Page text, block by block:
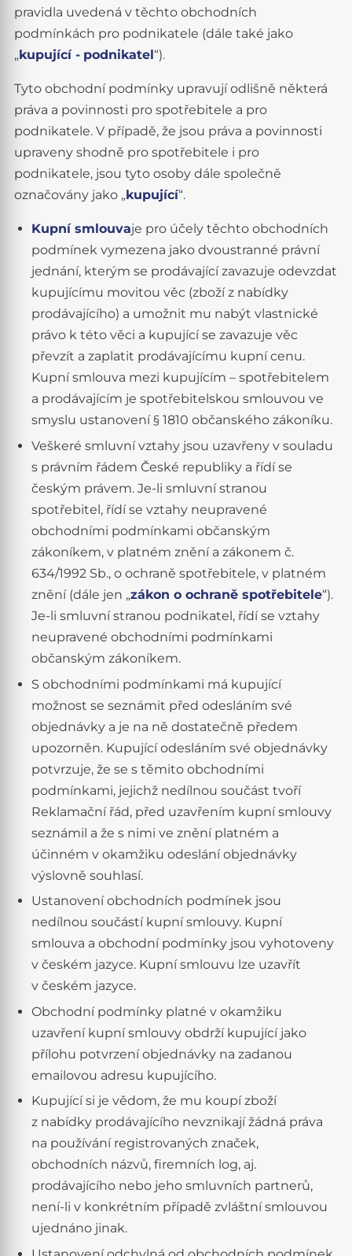
pravidla uvedená v těchto obchodních
podmínkách pro podnikatele (dále také jako
„kupující - podnikatel“).
Tyto obchodní podmínky upravují odlišně některá
práva a povinnosti pro spotřebitele a pro
podnikatele. V případě, že jsou práva a povinnosti
upraveny shodně pro spotřebitele i pro
podnikatele, jsou tyto osoby dále společně
označovány jako „kupující“.
Kupní smlouvaje pro účely těchto obchodních
podmínek vymezena jako dvoustranné právní
jednání, kterým se prodávající zavazuje odevzdat
kupujícímu movitou věc (zboží z nabídky
prodávajícího) a umožnit mu nabýt vlastnické
právo k této věci a kupující se zavazuje věc
převzít a zaplatit prodávajícímu kupní cenu.
Kupní smlouva mezi kupujícím – spotřebitelem
a prodávajícím je spotřebitelskou smlouvou ve
smyslu ustanovení § 1810 občanského zákoníku.
Veškeré smluvní vztahy jsou uzavřeny v souladu
s právním řádem České republiky a řídí se
českým právem. Je-li smluvní stranou
spotřebitel, řídí se vztahy neupravené
obchodními podmínkami občanským
zákoníkem, v platném znění a zákonem č.
634/1992 Sb., o ochraně spotřebitele, v platném
znění (dále jen „zákon o ochraně spotřebitele“).
Je-li smluvní stranou podnikatel, řídí se vztahy
neupravené obchodními podmínkami
občanským zákoníkem.
S obchodními podmínkami má kupující
možnost se seznámit před odesláním své
objednávky a je na ně dostatečně předem
upozorněn. Kupující odesláním své objednávky
potvrzuje, že se s těmito obchodními
podmínkami, jejichž nedílnou součást tvoří
Reklamační řád, před uzavřením kupní smlouvy
seznámil a že s nimi ve znění platném a
účinném v okamžiku odeslání objednávky
výslovně souhlasí.
Ustanovení obchodních podmínek jsou
nedílnou součástí kupní smlouvy. Kupní
smlouva a obchodní podmínky jsou vyhotoveny
v českém jazyce. Kupní smlouvu lze uzavřít
v českém jazyce.
Obchodní podmínky platné v okamžiku
uzavření kupní smlouvy obdrží kupující jako
přílohu potvrzení objednávky na zadanou
emailovou adresu kupujícího.
Kupující si je vědom, že mu koupí zboží
z nabídky prodávajícího nevznikají žádná práva
na používání registrovaných značek,
obchodních názvů, firemních log, aj.
prodávajícího nebo jeho smluvních partnerů,
není-li v konkrétním případě zvláštní smlouvou
ujednáno jinak.